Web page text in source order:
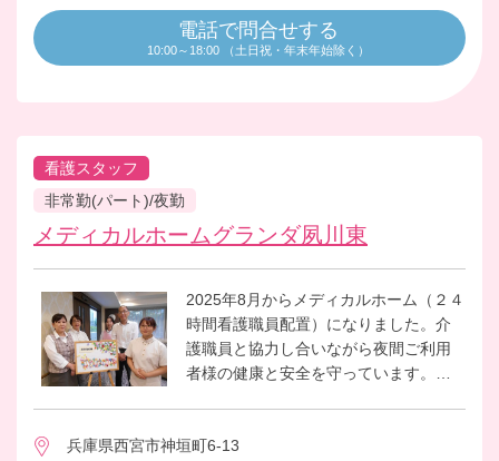
電話で問合せする
10:00～18:00 （土日祝・年末年始除く）
看護スタッフ
非常勤(パート)/夜勤
メディカルホームグランダ夙川東
2025年8月からメディカルホーム（２４
時間看護職員配置）になりました。介
護職員と協力し合いながら夜間ご利用
者様の健康と安全を守っています。メ
な方も多くいらっしゃり、にぎやかな
兵庫県西宮市神垣町6-13